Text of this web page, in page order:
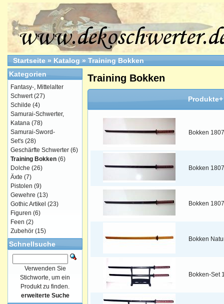
Startseite » Katalog » Training Bokken
Training Bokken
Produkte+
Bokken
Bokken
Bokken
Bokken
Bokken-Set
Kategorien
Fantasy-, Mittelalter
Schwert(27)
Schilde (4)
Samurai-Schwerter,
Katana (78)
Samurai-Sword-
Set's (28)
Geschärfte Schwerter (6)
Training Bokken (6)
Dolche (26)
Äxte (7)
Pistolen (9)
Gewehre (13)
Gothic Artikel (23)
Figuren (6)
Feen (2)
Zubehör (15)
Schnellsuche
Verwenden Sie
Stichworte, um ein
Produkt zu finden.
erweiterte Suche